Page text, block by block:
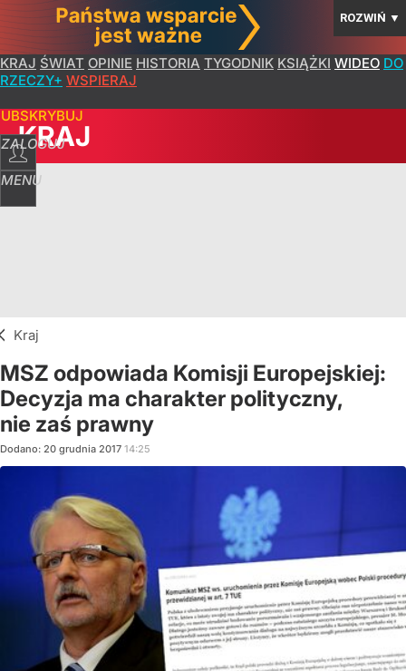
ROZWIŃ ▼
KRAJ ŚWIAT OPINIE HISTORIA TYGODNIK KSIĄŻKI WIDEO DO
RZECZY+ WSPIERAJ
ZALOGUJ
MENU
KRAJ
Kraj
MSZ odpowiada Komisji Europejskiej:
Decyzja ma charakter polityczny,
nie zaś prawny
Dodano: 20 grudnia 2017 14:25